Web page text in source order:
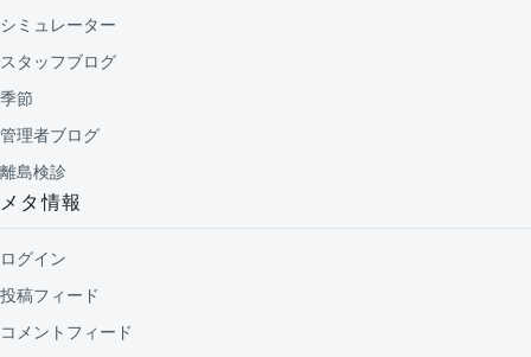
シミュレーター
スタッフブログ
季節
管理者ブログ
離島検診
メタ情報
ログイン
投稿フィード
コメントフィード